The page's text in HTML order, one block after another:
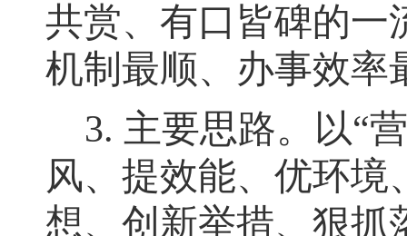
共赏、有口皆碑的一
机制最顺、办事效率
3. 主要思路。 以“
风、提效能、优环境
想、创新举措、狠抓